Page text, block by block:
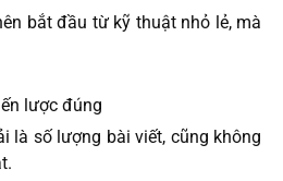
bắt đầu từ kỹ thuật nhỏ lẻ, mà
lược đúng
là số lượng bài viết, cũng không